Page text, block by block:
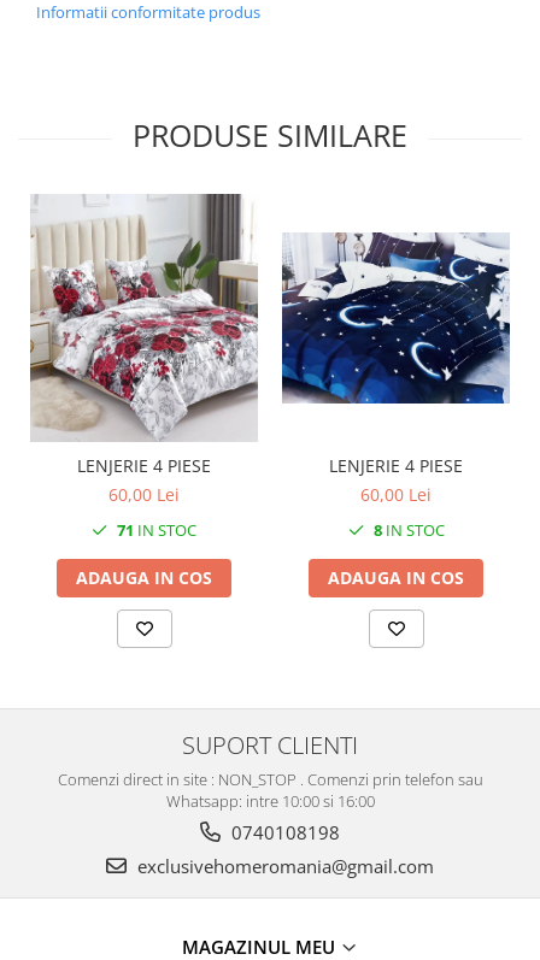
Informatii conformitate produs
PRODUSE SIMILARE
LENJERIE 4 PIESE
60,00 Lei
71 IN STOC
ADAUGA IN COS
LENJERIE 4 PIESE
60,00 Lei
8IN STOC
ADAUGA IN COS
SUPORT CLIENTI
Comenzi direct in site : NON_STOP . Comenzi prin telefon sau
Whatsapp: intre 10:00 si 16:00
0740108198
exclusivehomeromania@gmail.com
MAGAZINUL MEU